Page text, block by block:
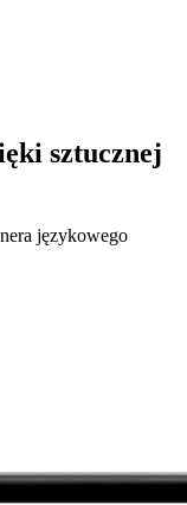
sztucznej
językowego